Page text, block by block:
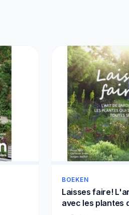
BOEKEN
Laisses faire!
avec les plantes